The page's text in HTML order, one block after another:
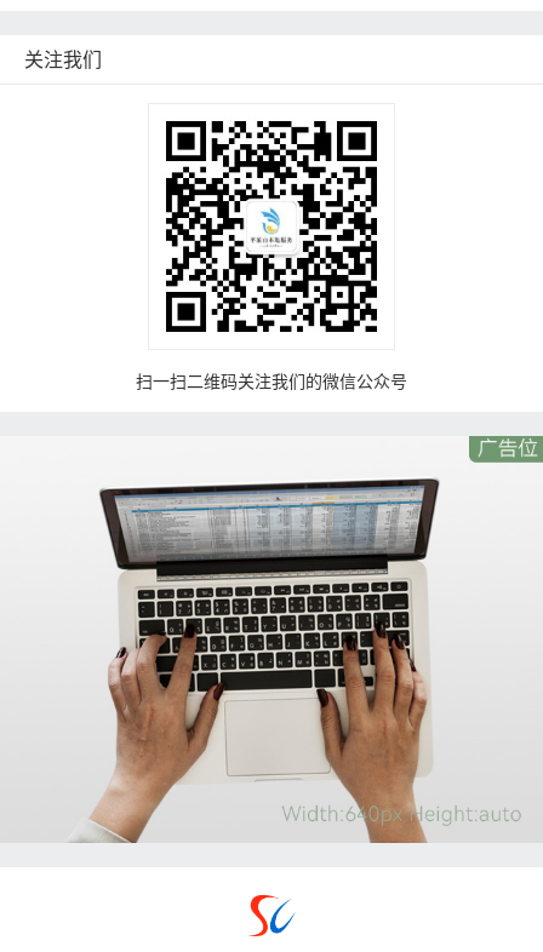
关注我们
扫一扫二维码关注我们的微信公众号